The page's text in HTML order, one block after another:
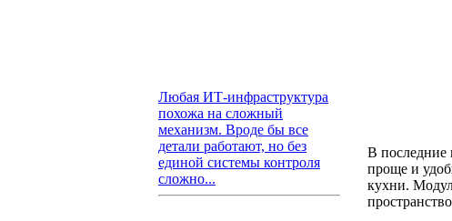
Любая ИТ-инфраструктура
похожа на сложный
механизм. Вроде бы все
детали работают, но без
единой системы контроля
сложно...
В последние
проще и
кухни.